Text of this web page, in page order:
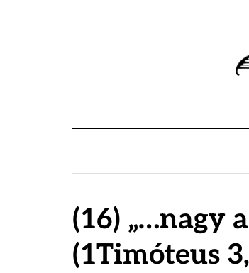
(16) „…nagy
(1Timóteus